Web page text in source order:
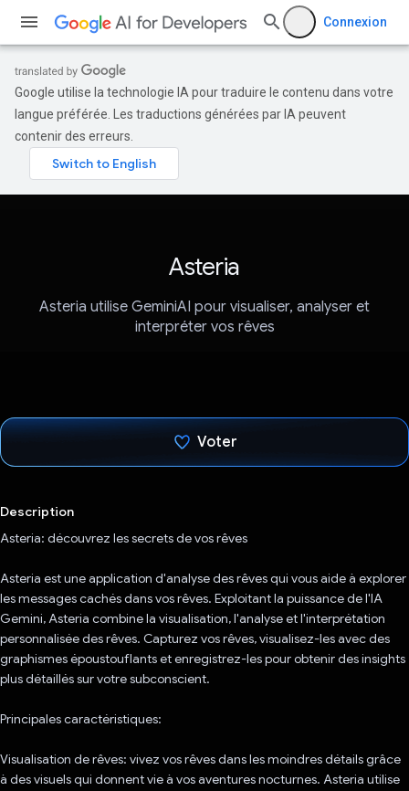
Connexion
Google utilise la technologie IA pour traduire le contenu dans votre
langue préférée. Les traductions générées par IA peuvent
contenir des erreurs.
Asteria
Asteria utilise GeminiAI pour visualiser, analyser et
interpréter vos rêves
Voter
Description
Asteria: découvrez les secrets de vos rêves
Asteria est une application d'analyse des rêves qui vous aide à explorer
les messages cachés dans vos rêves. Exploitant la puissance de l'IA
Gemini, Asteria combine la visualisation, l'analyse et l'interprétation
personnalisée des rêves. Capturez vos rêves, visualisez-les avec des
graphismes époustouflants et enregistrez-les pour obtenir des insights
plus détaillés sur votre subconscient.
Principales caractéristiques:
Visualisation de rêves: vivez vos rêves dans les moindres détails grâce
à des visuels qui donnent vie à vos aventures nocturnes. Asteria utilise